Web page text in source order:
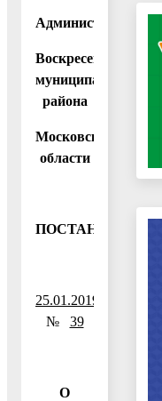
Администрация
Воскресенского
муниципального
района
Московской
области
ПОСТАНОВЛЕНИЕ
25.01.2019
№ 39
О